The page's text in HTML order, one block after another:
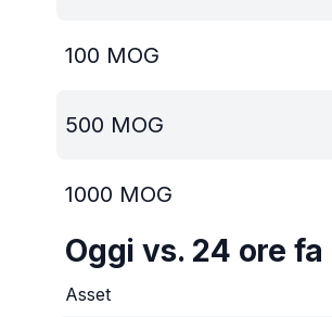
100 MOG
500 MOG
1000 MOG
Oggi vs. 24 ore fa
Asset